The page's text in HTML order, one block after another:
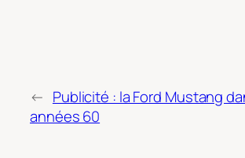
← Publicité : la Ford Mustang
années 60